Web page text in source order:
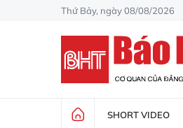
Thứ Bảy, ngày 08/08/2026
SHORT VIDEO